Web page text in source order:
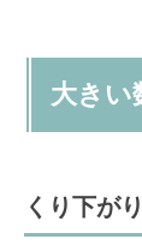
大きい
くり下が